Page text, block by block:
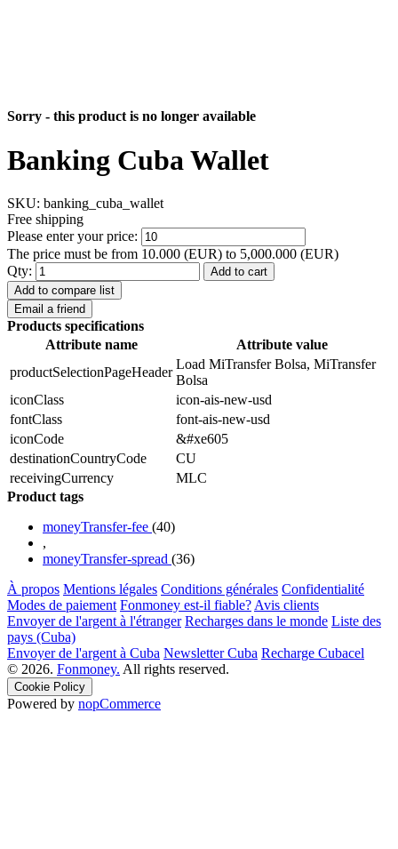
Sorry - this product is no longer available
Banking Cuba Wallet
SKU: banking_cuba_wallet
Free shipping
Please enter your price:
The price must be from 10.000 (EUR) to 5,000.000 (EUR)
Qty:
Add to cart
Add to compare list
Email a friend
Products specifications
Attribute name
Attribute value
productSelectionPageHeader
Load MiTransfer Bolsa, MiTransfer
Bolsa
iconClass
icon-ais-new-usd
fontClass
font-ais-new-usd
iconCode
&#xe605
destinationCountryCode
CU
receivingCurrency
MLC
Product tags
moneyTransfer-fee (40)
,
moneyTransfer-spread (36)
À propos Mentions légales Conditions générales Confidentialité
Modes de paiement Fonmoney est-il fiable? Avis clients
Envoyer de l'argent à l'étranger Recharges dans le monde Liste des
pays (Cuba)
Envoyer de l'argent à Cuba Newsletter Cuba Recharge Cubacel
© 2026. Fonmoney. All rights reserved.
Cookie Policy
Powered by nopCommerce